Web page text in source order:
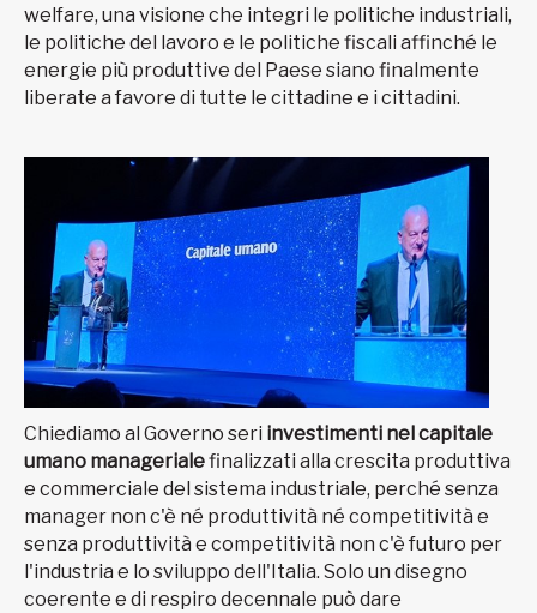
welfare, una visione che integri le politiche industriali,
le politiche del lavoro e le politiche fiscali affinché le
energie più produttive del Paese siano finalmente
liberate a favore di tutte le cittadine e i cittadini.
Chiediamo al Governo seri investimenti nel capitale
umano managerialefinalizzati alla crescita produttiva
e commerciale del sistema industriale, perché senza
manager non c'è né produttività né competitività e
senza produttività e competitività non c'è futuro per
l'industria e lo sviluppo dell'Italia. Solo un disegno
coerente e di respiro decennale può dare